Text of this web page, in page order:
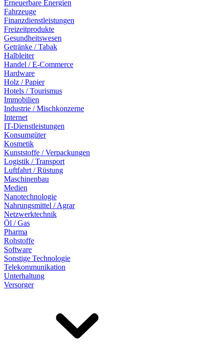
Erneuerbare Energien
Fahrzeuge
Finanzdienstleistungen
Freizeitprodukte
Gesundheitswesen
Getränke / Tabak
Halbleiter
Handel / E-Commerce
Hardware
Holz / Papier
Hotels / Tourismus
Immobilien
Industrie / Mischkonzerne
Internet
IT-Dienstleistungen
Konsumgüter
Kosmetik
Kunststoffe / Verpackungen
Logistik / Transport
Luftfahrt / Rüstung
Maschinenbau
Medien
Nanotechnologie
Nahrungsmittel / Agrar
Netzwerktechnik
Öl / Gas
Pharma
Rohstoffe
Software
Sonstige Technologie
Telekommunikation
Unterhaltung
Versorger